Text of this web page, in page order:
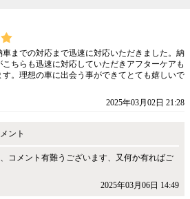
までの対応まで迅速に対応いただきました。納
ちらも迅速に対応していただきアフターケアも
。理想の車に出会う事ができてとても嬉しいで
2025年03月02日 21:28
ント
コメント有難うございます、又何か有ればご
2025年03月06日 14:49